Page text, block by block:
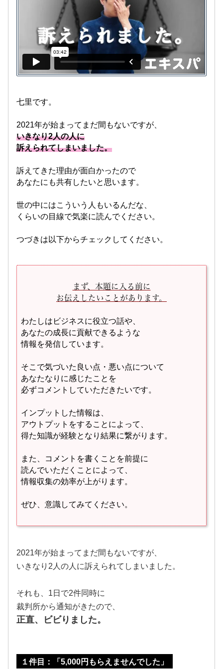
七里です。
2021年が始まってまだ間もないですが、
いきなり2人の人に
訴えられてしまいました。
訴えてきた理由が面白かったので
あなたにも共有したいと思います。
世の中にはこういう人もいるんだな、
くらいの目線で気楽に読んでください。
つづきは以下からチェックしてください。
まず、本題に入る前に
お伝えしたいことがあります。
わたしはビジネスに役立つ話や、
あなたの成長に貢献できるような
情報を発信しています。
そこで気づいた良い点・悪い点について
あなたなりに感じたことを
必ずコメントしていただきたいです。
インプットした情報は、
アウトプットをすることによって、
得た知識が経験となり結果に繋がります。
また、コメントを書くことを前提に
読んでいただくことによって、
情報収集の効率が上がります。
ぜひ、意識してみてください。
2021年が始まってまだ間もないですが、
いきなり2人の人に訴えられてしまいました。
それも、1日で2件同時に
裁判所から通知がきたので、
正直、ビビりました。
１件目：「5,000円もらえませんでした」